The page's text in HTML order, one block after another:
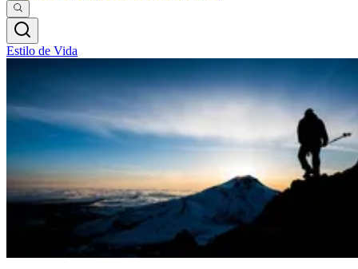
Estilo de Vida